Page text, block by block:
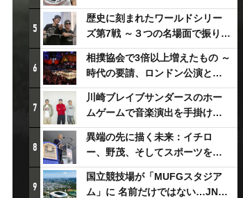
相撲興行
5
歴史に刻まれたワールドシリー
ズ第7戦 ～３つの名場面で振り返
る～
6
相撲協会で3倍以上増えたもの ～
時代の要請、ロンドン公演と古
式大相撲
7
川崎ブレイブサンダースのホー
ムゲームで音楽演出を手掛ける
スチャダラパーが川崎新！アリ
ーナシティ・プロジェクトを語
る 「楽しみでしかないでしょ。
川崎は、ずっと成長曲線だか
ら」
8
異端の先に描く未来：イチロ
ー、野茂、そしてスポーツを支
える科学界の挑戦
9
国立競技場が「MUFGスタジア
ム」に 名前だけではない…JNSE